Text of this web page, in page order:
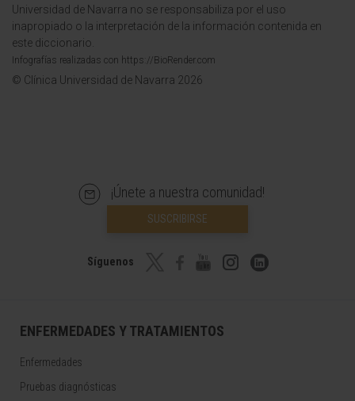
Universidad de Navarra no se responsabiliza por el uso
inapropiado o la interpretación de la información contenida en
este diccionario.
Infografías realizadas con https://BioRender.com
© Clínica Universidad de Navarra 2026
¡Únete a nuestra comunidad!
SUSCRIBIRSE
Síguenos
ENFERMEDADES Y TRATAMIENTOS
Enfermedades
Pruebas diagnósticas